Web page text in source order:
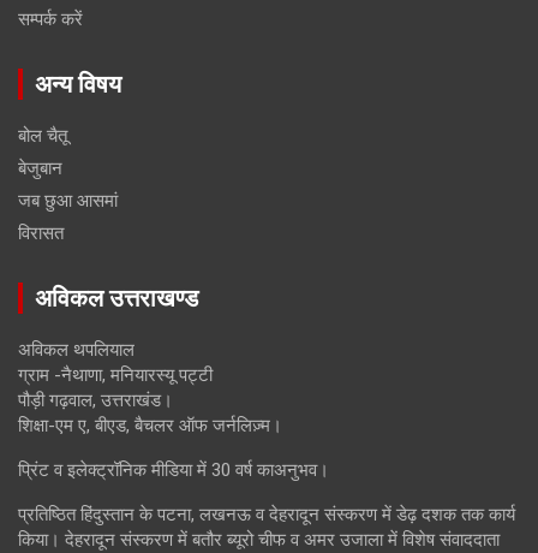
सम्पर्क करें
अन्य विषय
बोल चैतू
बेजुबान
जब छुआ आसमां
विरासत
अविकल उत्तराखण्ड
अविकल थपलियाल
ग्राम -नैथाणा, मनियारस्यू पट्टी
पौड़ी गढ़वाल, उत्तराखंड।
शिक्षा-एम ए, बीएड, बैचलर ऑफ जर्नलिज़्म।
प्रिंट व इलेक्ट्रॉनिक मीडिया में 30 वर्ष काअनुभव।
प्रतिष्ठित हिंदुस्तान के पटना, लखनऊ व देहरादून संस्करण में डेढ़ दशक तक कार्य
किया। देहरादून संस्करण में बतौर ब्यूरो चीफ व अमर उजाला में विशेष संवाददाता